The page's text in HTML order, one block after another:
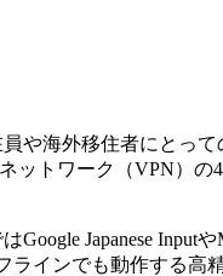
や海外移住者にとっ
ットワーク（VPN）
Japanese Input
ラインでも動作する高